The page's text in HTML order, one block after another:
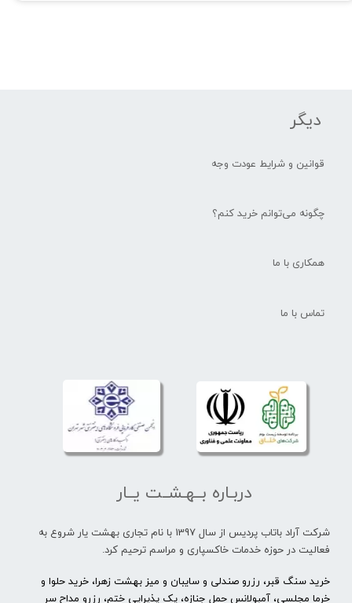
دیگر
قوانین و شرایط عودت وجه
چگونه می‌توانم خرید کنم؟
همکاری با ما
تماس با ما
دربـاره بــهـشــت یــار
شرکت آراد باتاب پردیس از سال 1397 با نام تجاری بهشت یار شروع به
فعالیت در حوزه خدمات خاکسپاری و مراسم ترحیم کرد.
خرید سنگ قبر، رزرو صندلی و سایبان و میز بهشت زهرا، خرید حلوا و
خرما مجلسی، آمبولانس حمل جنازه، پک پذیرایی ختم، رزرو مداح سر